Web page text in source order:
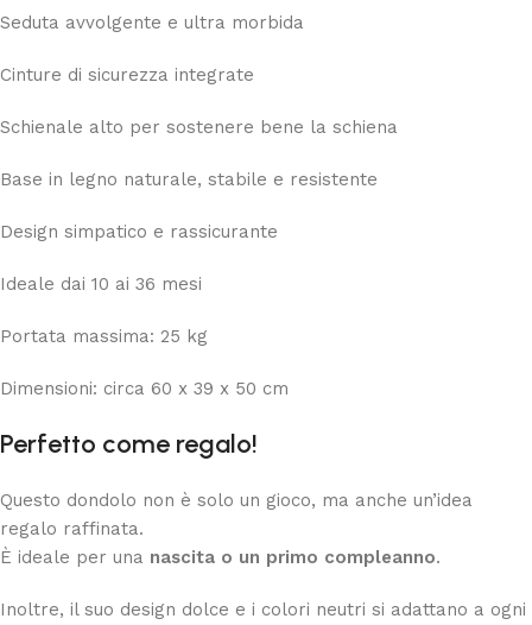
Seduta avvolgente e ultra morbida
Cinture di sicurezza integrate
Schienale alto per sostenere bene la schiena
Base in legno naturale, stabile e resistente
Design simpatico e rassicurante
Ideale dai 10 ai 36 mesi
Portata massima: 25 kg
Dimensioni: circa 60 x 39 x 50 cm
Perfetto come regalo!
Questo dondolo non è solo un gioco, ma anche un’idea
regalo raffinata.
È ideale per una nascita o un primo compleanno.
Inoltre, il suo design dolce e i colori neutri si adattano a ogni